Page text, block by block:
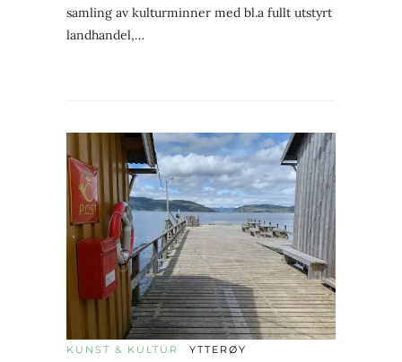
samling av kulturminner med bl.a fullt utstyrt
landhandel,…
KUNST & KULTUR YTTERØY